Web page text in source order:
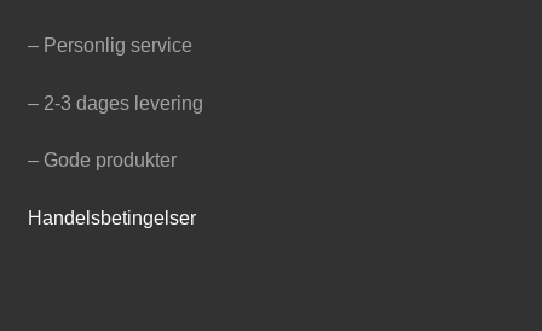
– Personlig service
– 2-3 dages levering
– Gode produkter
Handelsbetingelser